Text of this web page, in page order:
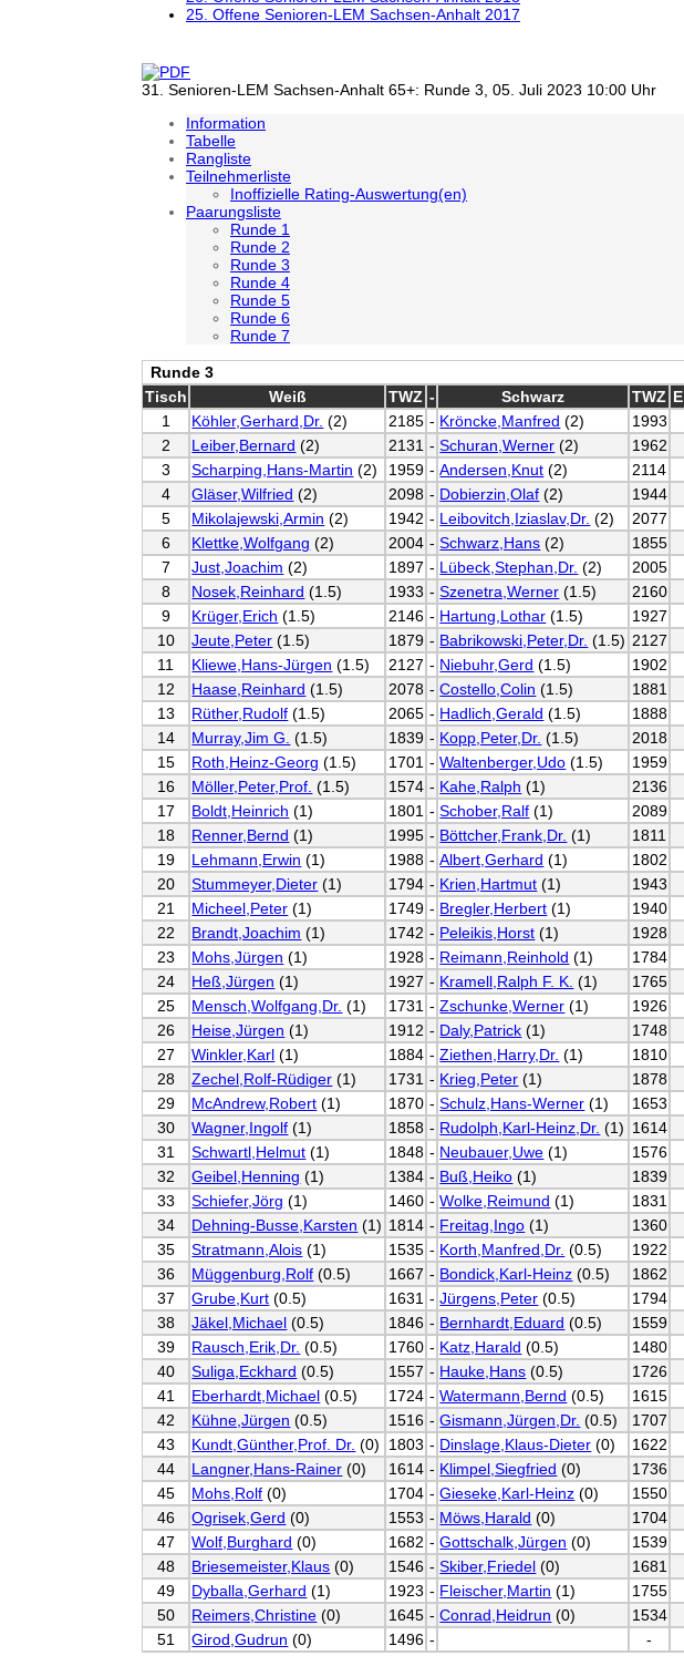
25. Offene Senioren-LEM Sachsen-Anhalt 2017
31. Senioren-LEM Sachsen-Anhalt 65+: Runde 3, 05. Juli 2023 10:00 Uhr
Information
Tabelle
Rangliste
Teilnehmerliste
Inoffizielle Rating-Auswertung(en)
Paarungsliste
Runde 1
Runde 2
Runde 3
Runde 4
Runde 5
Runde 6
Runde 7
Runde 3
Tisch
Weiß TWZ - Schwarz TWZ
1
Köhler,Gerhard,Dr. (2) 2185 - Kröncke,Manfred (2) 1993
2
Leiber,Bernard (2) 2131 - Schuran,Werner (2) 1962
3
Scharping,Hans-Martin (2) 1959 - Andersen,Knut (2) 2114
4
Gläser,Wilfried (2) 2098 - Dobierzin,Olaf (2) 1944
5
Mikolajewski,Armin (2) 1942 - Leibovitch,Iziaslav,Dr. (2) 2077
6
Klettke,Wolfgang (2) 2004 - Schwarz,Hans (2) 1855
7
Just,Joachim (2) 1897 - Lübeck,Stephan,Dr. (2) 2005
8
Nosek,Reinhard (1.5) 1933 - Szenetra,Werner (1.5) 2160
9
Krüger,Erich (1.5) 2146 - Hartung,Lothar (1.5) 1927
10
Jeute,Peter (1.5) 1879 - Babrikowski,Peter,Dr. (1.5) 2127
11
Kliewe,Hans-Jürgen (1.5) 2127 - Niebuhr,Gerd (1.5) 1902
12
Haase,Reinhard (1.5) 2078 - Costello,Colin (1.5) 1881
13
Rüther,Rudolf (1.5) 2065 - Hadlich,Gerald (1.5) 1888
14
Murray,Jim G. (1.5) 1839 - Kopp,Peter,Dr. (1.5) 2018
15
Roth,Heinz-Georg (1.5) 1701 - Waltenberger,Udo (1.5) 1959
16
Möller,Peter,Prof. (1.5) 1574 - Kahe,Ralph (1) 2136
17
Boldt,Heinrich (1) 1801 - Schober,Ralf (1) 2089
18
Renner,Bernd (1) 1995 - Böttcher,Frank,Dr. (1) 1811
19
Lehmann,Erwin (1) 1988 - Albert,Gerhard (1) 1802
20
Stummeyer,Dieter (1) 1794 - Krien,Hartmut (1) 1943
21
Micheel,Peter (1) 1749 - Bregler,Herbert (1) 1940
22
Brandt,Joachim (1) 1742 - Peleikis,Horst (1) 1928
23
Mohs,Jürgen (1) 1928 - Reimann,Reinhold (1) 1784
24
Heß,Jürgen (1) 1927 - Kramell,Ralph F. K. (1) 1765
25
Mensch,Wolfgang,Dr. (1) 1731 - Zschunke,Werner (1) 1926
26
Heise,Jürgen (1) 1912 - Daly,Patrick (1) 1748
27
Winkler,Karl (1) 1884 - Ziethen,Harry,Dr. (1) 1810
28
Zechel,Rolf-Rüdiger (1) 1731 - Krieg,Peter (1) 1878
29
McAndrew,Robert (1) 1870 - Schulz,Hans-Werner (1) 1653
30
Wagner,Ingolf (1) 1858 - Rudolph,Karl-Heinz,Dr. (1) 1614
31
Schwartl,Helmut (1) 1848 - Neubauer,Uwe (1) 1576
32
Geibel,Henning (1) 1384 - Buß,Heiko (1) 1839
33
Schiefer,Jörg (1) 1460 - Wolke,Reimund (1) 1831
34
Dehning-Busse,Karsten (1) 1814 - Freitag,Ingo (1) 1360
35
Stratmann,Alois (1) 1535 - Korth,Manfred,Dr. (0.5) 1922
36
Müggenburg,Rolf (0.5) 1667 - Bondick,Karl-Heinz (0.5) 1862
37
Grube,Kurt (0.5) 1631 - Jürgens,Peter (0.5) 1794
38
Jäkel,Michael (0.5) 1846 - Bernhardt,Eduard (0.5) 1559
39
Rausch,Erik,Dr. (0.5) 1760 - Katz,Harald (0.5) 1480
40
Suliga,Eckhard (0.5) 1557 - Hauke,Hans (0.5) 1726
41
Eberhardt,Michael (0.5) 1724 - Watermann,Bernd (0.5) 1615
42
Kühne,Jürgen (0.5) 1516 - Gismann,Jürgen,Dr. (0.5) 1707
43
Kundt,Günther,Prof. Dr. (0) 1803 - Dinslage,Klaus-Dieter (0) 1622
44
Langner,Hans-Rainer (0) 1614 - Klimpel,Siegfried (0) 1736
45
Mohs,Rolf (0) 1704 - Gieseke,Karl-Heinz (0) 1550
46
Ogrisek,Gerd (0) 1553 - Möws,Harald (0) 1704
47
Wolf,Burghard (0) 1682 - Gottschalk,Jürgen (0) 1539
48
Briesemeister,Klaus (0) 1546 - Skiber,Friedel (0) 1681
49
Dyballa,Gerhard (1) 1923 - Fleischer,Martin (1) 1755
50
Reimers,Christine (0) 1645 - Conrad,Heidrun (0) 1534
51
Girod,Gudrun (0) 1496 - -